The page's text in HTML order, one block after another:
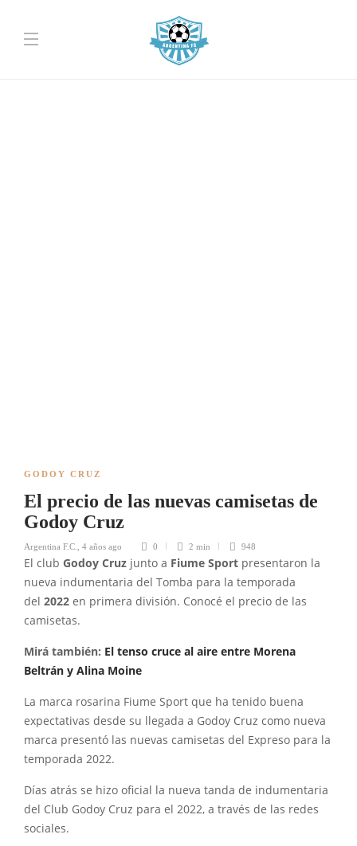
GODOY CRUZ
El precio de las nuevas camisetas de
Godoy Cruz
Argentina F.C. 4 años ago 0 2 min 948
El club Godoy Cruz junto a Fiume Sport presentaron la
nueva indumentaria del Tomba para la temporada
del 2022 en primera división. Conocé el precio de las
camisetas.
Mirá también: El tenso cruce al aire entre Morena
Beltrán y Alina Moine
La marca rosarina Fiume Sport que ha tenido buena
expectativas desde su llegada a Godoy Cruz como nueva
marca presentó las nuevas camisetas del Expreso para la
temporada 2022.
Días atrás se hizo oficial la nueva tanda de indumentaria
del Club Godoy Cruz para el 2022, a través de las redes
sociales.